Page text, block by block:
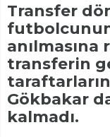
Transfer
transferin
Gökbakar
kalmadı.